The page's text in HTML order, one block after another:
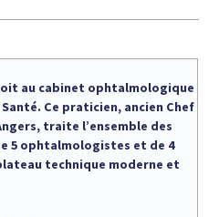
au cabinet ophtalmologique
Ce praticien, ancien Chef
traite l’ensemble des
5 ophtalmologistes et de 4
technique moderne et